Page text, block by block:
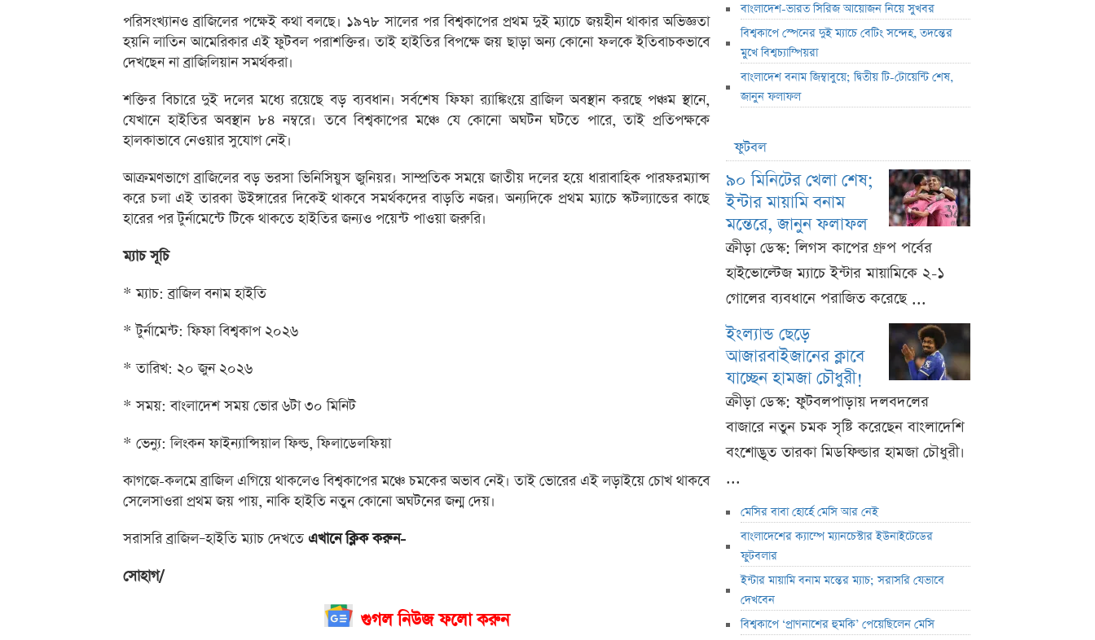
পরিসংখ্যানও ব্রাজিলের পক্ষেই কথা বলছে। ১৯৭৮ সালের পর বিশ্বকাপের প্রথম দুই ম্যাচে জয়হীন থাকার অভিজ্ঞতা
হয়নি লাতিন আমেরিকার এই ফুটবল পরাশক্তির। তাই হাইতির বিপক্ষে জয় ছাড়া অন্য কোনো ফলকে ইতিবাচকভাবে
দেখছেন না ব্রাজিলিয়ান সমর্থকরা।
শক্তির বিচারে দুই দলের মধ্যে রয়েছে বড় ব্যবধান। সর্বশেষ ফিফা র‌্যাঙ্কিংয়ে ব্রাজিল অবস্থান করছে পঞ্চম স্থানে,
যেখানে হাইতির অবস্থান ৮৪ নম্বরে। তবে বিশ্বকাপের মঞ্চে যে কোনো অঘটন ঘটতে পারে, তাই প্রতিপক্ষকে
হালকাভাবে নেওয়ার সুযোগ নেই।
আক্রমণভাগে ব্রাজিলের বড় ভরসা ভিনিসিয়ুস জুনিয়র। সাম্প্রতিক সময়ে জাতীয় দলের হয়ে ধারাবাহিক পারফরম্যান্স
করে চলা এই তারকা উইঙ্গারের দিকেই থাকবে সমর্থকদের বাড়তি নজর। অন্যদিকে প্রথম ম্যাচে স্কটল্যান্ডের কাছে
হারের পর টুর্নামেন্টে টিকে থাকতে হাইতির জন্যও পয়েন্ট পাওয়া জরুরি।
ম্যাচ সূচি
* ম্যাচ: ব্রাজিল বনাম হাইতি
* টুর্নামেন্ট: ফিফা বিশ্বকাপ ২০২৬
* তারিখ: ২০ জুন ২০২৬
* সময়: বাংলাদেশ সময় ভোর ৬টা ৩০ মিনিট
* ভেন্যু: লিংকন ফাইন্যান্সিয়াল ফিল্ড, ফিলাডেলফিয়া
কাগজে-কলমে ব্রাজিল এগিয়ে থাকলেও বিশ্বকাপের মঞ্চে চমকের অভাব নেই। তাই ভোরের এই লড়াইয়ে চোখ থাকবে
সেলেসাওরা প্রথম জয় পায়, নাকি হাইতি নতুন কোনো অঘটনের জন্ম দেয়।
সরাসরি ব্রাজিল–হাইতি ম্যাচ দেখতে এখানে ক্লিক করুন-
সোহাগ/
গুগল নিউজ ফলো করুন
বাংলাদেশ-ভারত সিরিজ আয়োজন নিয়ে সুখবর
বিশ্বকাপে স্পেনের দুই ম্যাচে বেটিং সন্দেহ, তদন্তের
মুখে বিশ্বচ্যাম্পিয়রা
বাংলাদেশ বনাম জিম্বাবুয়ে; দ্বিতীয় টি-টোয়েন্টি শেষ,
জানুন ফলাফল
ফুটবল
৯০ মিনিটের খেলা শেষ;
ইন্টার মায়ামি বনাম
মন্তেরে, জানুন ফলাফল
ক্রীড়া ডেস্ক: লিগস কাপের গ্রুপ পর্বের
হাইভোল্টেজ ম্যাচে ইন্টার মায়ামিকে ২-১
গোলের ব্যবধানে পরাজিত করেছে ...
ইংল্যান্ড ছেড়ে
আজারবাইজানের ক্লাবে
যাচ্ছেন হামজা চৌধুরী!
ক্রীড়া ডেস্ক: ফুটবলপাড়ায় দলবদলের
বাজারে নতুন চমক সৃষ্টি করেছেন বাংলাদেশি
বংশোদ্ভূত তারকা মিডফিল্ডার হামজা চৌধুরী।
...
মেসির বাবা হোর্হে মেসি আর নেই
বাংলাদেশের ক্যাম্পে ম্যানচেস্টার ইউনাইটেডের
ফুটবলার
ইন্টার মায়ামি বনাম মন্তের ম্যাচ; সরাসরি যেভাবে
দেখবেন
বিশ্বকাপে ‘প্রাণনাশের হুমকি’ পেয়েছিলেন মেসি